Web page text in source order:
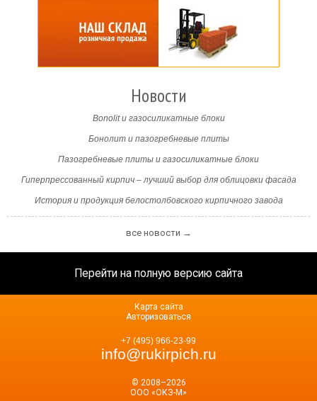
Новости
Bonolit и газосиликатные блоки
Бонолит и пазогребневые плиты
Пазогребневые плиты и газосиликатные блоки
Гиперпрессованный кирпич – лучший выбор для облицовки фасада
История и продукция белостолбовского кирпичного завода
все новости →
Перейти на полную версию сайта
© 2008–2026
ООО «ОКЗ-М»
+7 (495) 966-23-99
info@rukirpich.ru
Карта сайта
Авторизоваться